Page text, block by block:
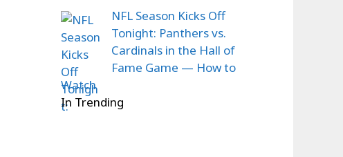
NFL Season Kicks Off
Tonight: Panthers vs.
Cardinals in the Hall of
Fame Game — How to
Watch
In Trending